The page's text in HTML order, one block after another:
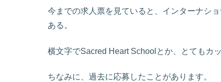
今までの求人票を見ていると、インターナシ
ある。
横文字でSacred Heart Schoolとか、とてもカ
ちなみに、過去に応募したことがあります。